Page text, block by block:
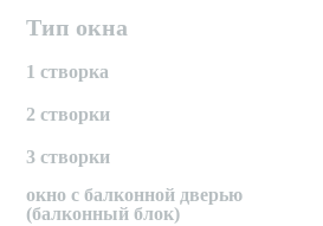
Тип окна
1 створка
2 створки
3 створки
окно с балконной дверью
(балконный блок)